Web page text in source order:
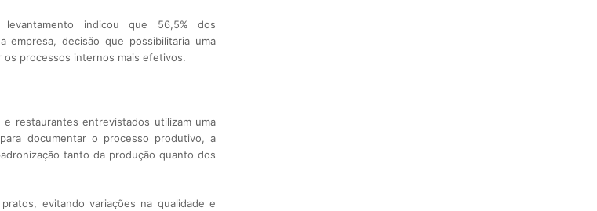
indicou que 56,5% dos
empresa, decisão que possibilitaria uma
processos internos mais efetivos.
restaurantes entrevistados utilizam uma
documentar o processo produtivo, a
tanto da produção quanto dos
evitando variações na qualidade e